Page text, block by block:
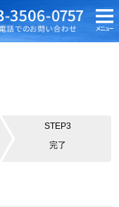
STEP3
完了